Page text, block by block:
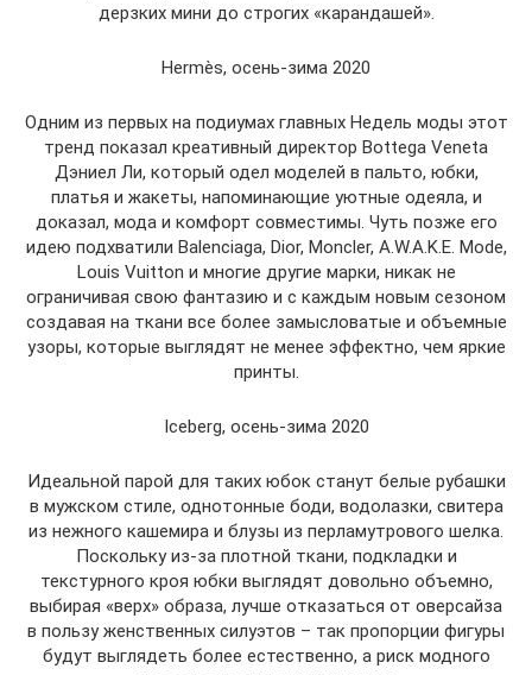
дерзких мини до строгих «карандашей».
Hermès, осень-зима 2020
Одним из первых на подиумах главных Недель моды этот
тренд показал креативный директор Bottega Veneta
Дэниел Ли, который одел моделей в пальто, юбки,
платья и жакеты, напоминающие уютные одеяла, и
доказал, мода и комфорт совместимы. Чуть позже его
идею подхватили Balenciaga, Dior, Monсler, A.W.A.K.E. Mode,
Louis Vuitton и многие другие марки, никак не
ограничивая свою фантазию и с каждым новым сезоном
создавая на ткани все более замысловатые и объемные
узоры, которые выглядят не менее эффектно, чем яркие
принты.
Iceberg, осень-зима 2020
Идеальной парой для таких юбок станут белые рубашки
в мужском стиле, однотонные боди, водолазки, свитера
из нежного кашемира и блузы из перламутрового шелка.
Поскольку из-за плотной ткани, подкладки и
текстурного кроя юбки выглядят довольно объемно,
выбирая «верх» образа, лучше отказаться от оверсайза
в пользу женственных силуэтов – так пропорции фигуры
будут выглядеть более естественно, а риск модного